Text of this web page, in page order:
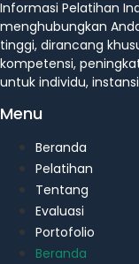
Informasi Pelatihan
menghubungkan
tinggi, dirancang
kompetensi,
untuk individu,
Menu
Beranda
Pelatihan
Tentang
Evaluasi
Portofolio
Beranda